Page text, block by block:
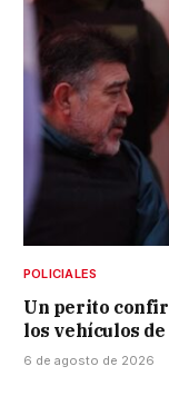
POLICIALES
Un perito
los vehículos
6 de agosto de 2026